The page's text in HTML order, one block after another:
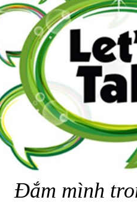
Đắm mình